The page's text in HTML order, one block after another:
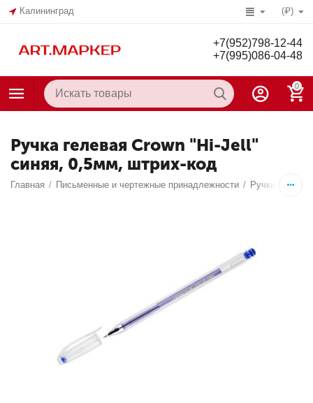
Калининград (₽)
+7(952)798-12-44
+7(995)086-04-48
0
Ручка гелевая Crown "Hi-Jell"
синяя, 0,5мм, штрих-код
Главная / Письменные и чертежные принадлежности / Ручки